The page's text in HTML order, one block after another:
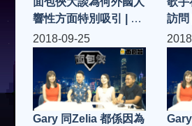
響性方面特別吸引 | 面
包俠 (第87集)
訪問
2018-09-25
Gary 同Zelia 都係因為